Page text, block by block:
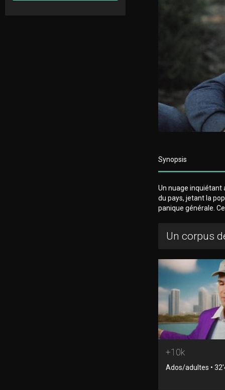
Synopsis
Un nuage inquiétant
du pays, jetant la
panique générale.
Un corpus
+10k
Ados/adultes •